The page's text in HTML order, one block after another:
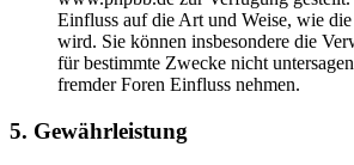
Einfluss auf die Art und Weise, wie
wird. Sie können insbesondere die
für bestimmte Zwecke nicht
fremder Foren Einfluss nehmen.
5. Gewährleistung